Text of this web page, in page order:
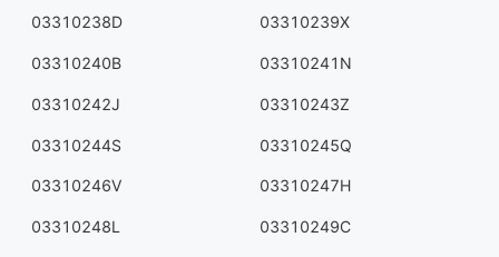
03310238D 03310239X
03310240B 03310241N
03310242J 03310243Z
03310244S 03310245Q
03310246V 03310247H
03310248L 03310249C